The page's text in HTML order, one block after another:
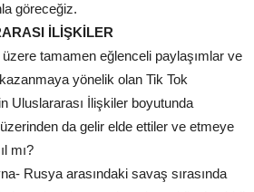
göreceğiz.
İLİŞKİLER
tamamen eğlenceli paylaşımlar ve
yönelik olan Tik Tok
Uluslararası İlişkiler boyutunda
da gelir elde ettiler ve etmeye
mı?
Rusya arasındaki savaş sırasında